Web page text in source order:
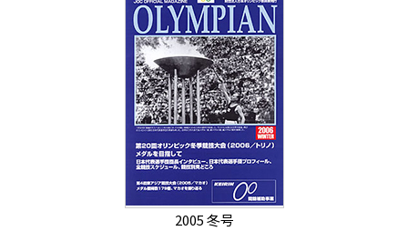
2005 冬号